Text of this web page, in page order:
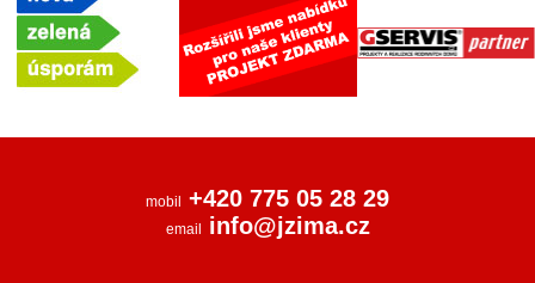
mobil +420 775 05 28 29
email info@jzima.cz